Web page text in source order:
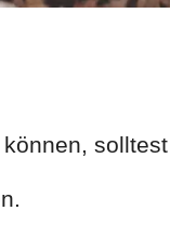
solltest